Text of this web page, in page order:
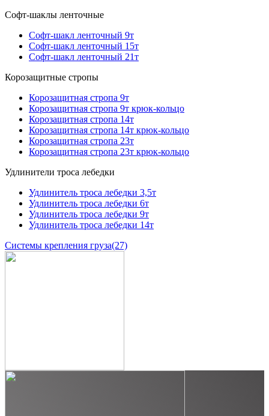
Софт-шаклы ленточные
Софт-шакл ленточный 9т
Софт-шакл ленточный 15т
Софт-шакл ленточный 21т
Корозащитные стропы
Корозащитная стропа 9т
Корозащитная стропа 9т крюк-кольцо
Корозащитная стропа 14т
Корозащитная стропа 14т крюк-кольцо
Корозащитная стропа 23т
Корозащитная стропа 23т крюк-кольцо
Удлинители троса лебедки
Удлинитель троса лебедки 3,5т
Удлинитель троса лебедки 6т
Удлинитель троса лебедки 9т
Удлинитель троса лебедки 14т
Системы крепления груза(27)